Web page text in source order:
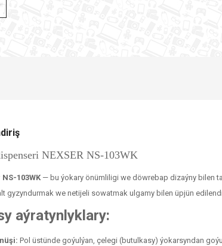
NEXSER NS-103WK
103WK — bu ýokary önümliligi we döwrebap dizaýny bilen
gyzyndurmak we netijeli sowatmak ulgamy bilen üpjün
aýratynlyklary:
Pol üstünde goýulýan, çelegi (butulkasy) ýokarsyndan